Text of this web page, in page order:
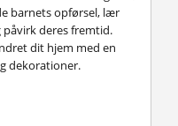
barnets opførsel, lær
deres fremtid.
dit hjem med en
dekorationer.